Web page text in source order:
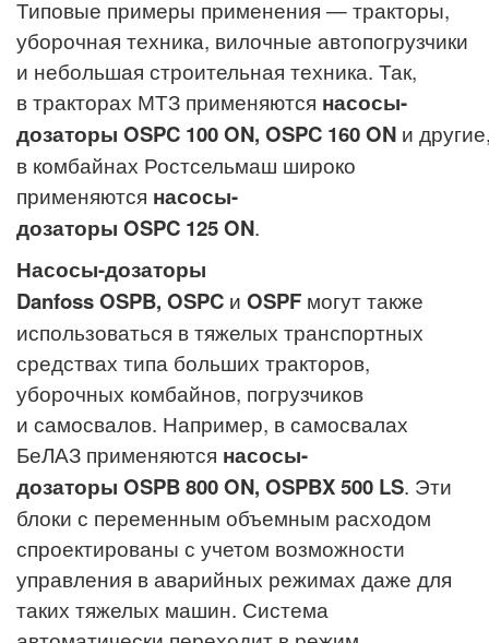
Типовые примеры применения — тракторы,
уборочная техника, вилочные автопогрузчики
и небольшая строительная техника. Так,
в тракторах МТЗ применяются насосы-
дозаторы OSPC 100 ON, OSPC 160 ON и
в комбайнах Ростсельмаш широко
применяются насосы-
дозаторы OSPC 125 ON.
Насосы-дозаторы
Danfoss OSPB, OSPC и OSPF могут также
использоваться в тяжелых транспортных
средствах типа больших тракторов,
уборочных комбайнов, погрузчиков
и самосвалов. Например, в самосвалах
БеЛАЗ применяются насосы-
дозаторы OSPB 800 ON, OSPBX 500 LS. Эти
блоки с переменным объемным расходом
спроектированы с учетом возможности
управления в аварийных режимах даже для
таких тяжелых машин. Система